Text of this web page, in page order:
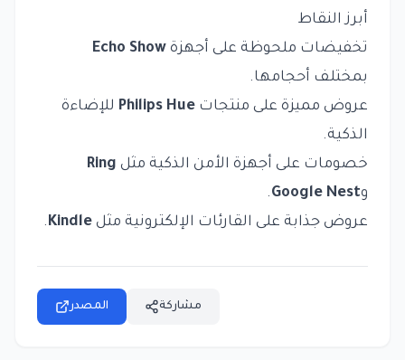
أبرز النقاط
تخفيضات ملحوظة على أجهزة Echo Show
بمختلف أحجامها.
عروض مميزة على منتجات Philips Hue للإضاءة
الذكية.
خصومات على أجهزة الأمن الذكية مثل Ring
وGoogle Nest
.
عروض جذابة على القارئات الإلكترونية مثل Kindle
.
المصدر مشاركة